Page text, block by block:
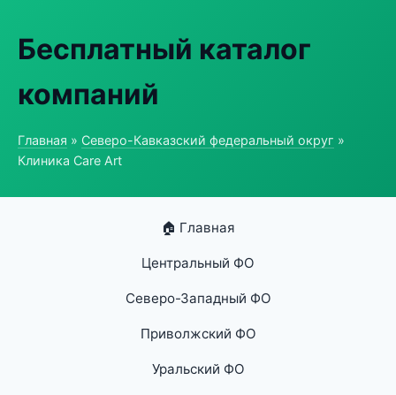
Бесплатный каталог
компаний
Главная » Северо-Кавказский федеральный округ »
Клиника Care Art
🏠 Главная
Центральный ФО
Северо-Западный ФО
Приволжский ФО
Уральский ФО